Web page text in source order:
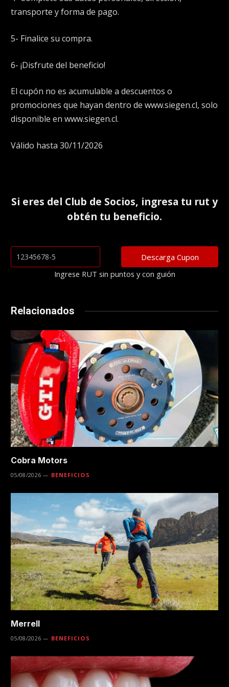
transporte y forma de pago.
5- Finalice su compra.
6- ¡Disfrute del beneficio!
El cupón no es acumulable a descuentos o
promociones que hayan dentro de www.siegen.cl, solo
disponible en www.siegen.cl.
Válido hasta 30/11/2026
Si eres del Club de Socios, ingresa tu rut y
obtén tu beneficio.
Ingrese RUT sin puntos y con guión
Relacionados
Cobra Motors
05/08/2026 BENEFICIOS
Merrell
05/08/2026 BENEFICIOS